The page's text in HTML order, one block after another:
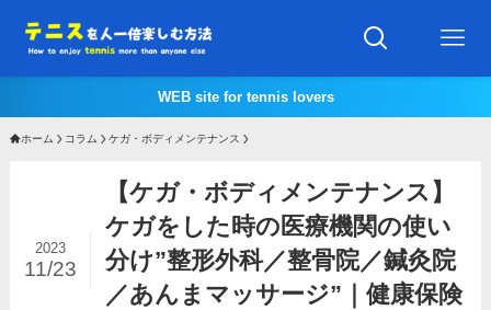
WEB site for tennis lovers
ホーム コラム ケガ・ボディメンテナンス
【ケガ・ボディメンテナンス】
ケガをした時の医療機関の使い
分け”整形外科／整骨院／鍼灸院
／あんまマッサージ”｜健康保険
2023
11/23